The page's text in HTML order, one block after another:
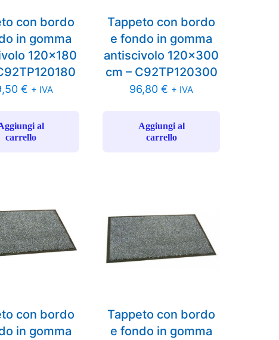
con bordo
in gomma
120×180
€ + IVA
al
carrello
Tappeto con bordo
e fondo in gomma
antiscivolo 120×300
cm – C92TP120300
96,80€ + IVA
Aggiungi al
carrello
con bordo
in gomma
Tappeto con bordo
e fondo in gomma